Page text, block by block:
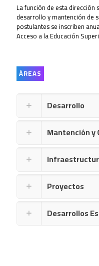
La función de esta dirección
desarrollo y mantención de
postulantes se inscriben
Acceso a la Educación
ÁREAS
Desarrollo
Mantención y
Proyectos
Desarrollos